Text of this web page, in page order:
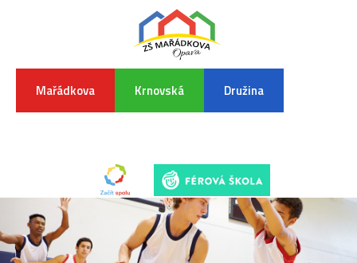
Mařádkova Krnovská Družina